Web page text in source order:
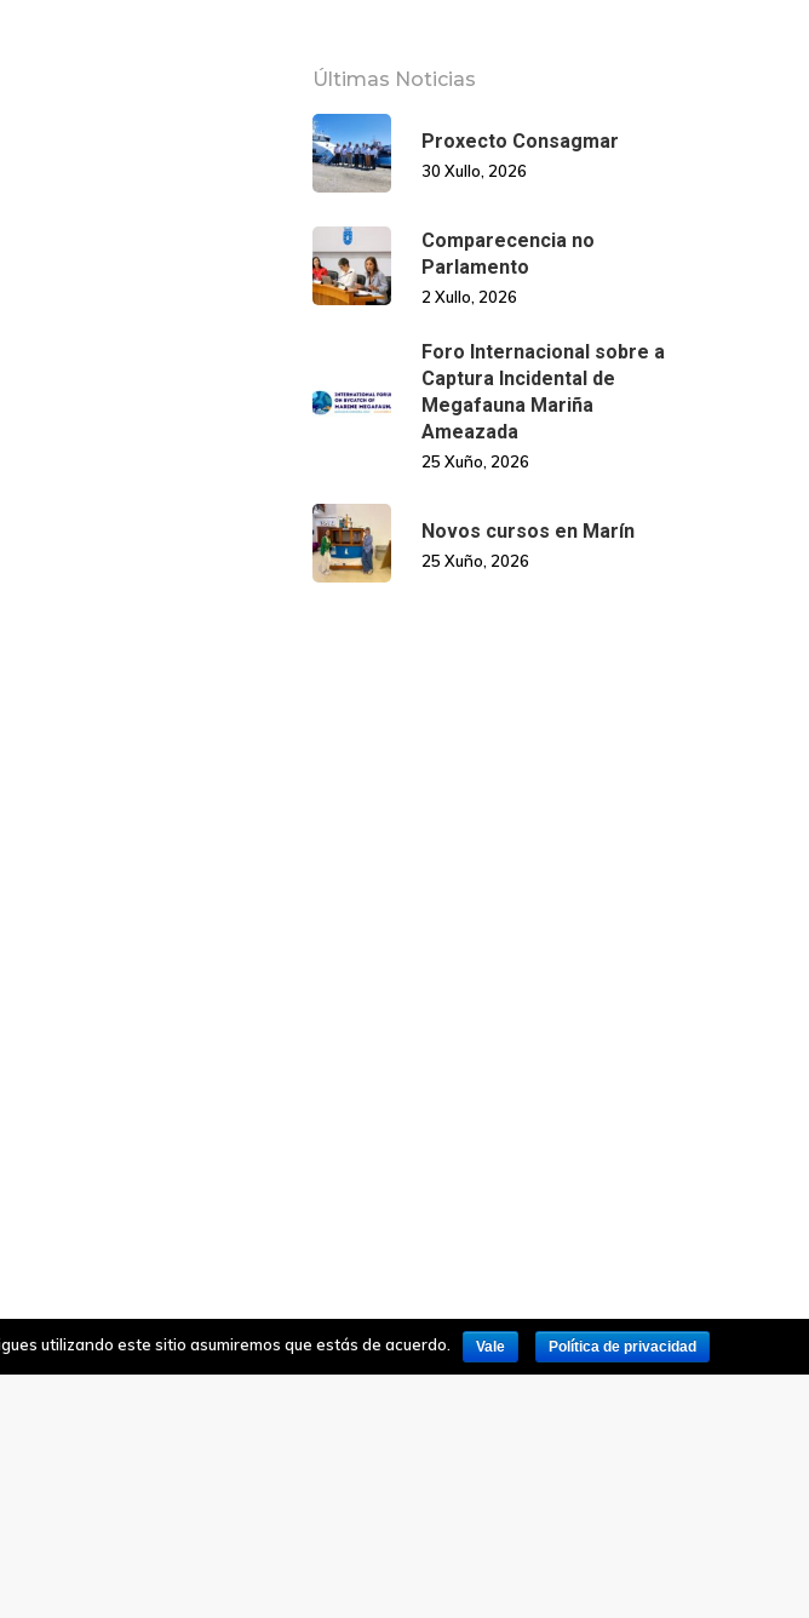
Últimas Noticias
Proxecto Consagmar
30 Xullo, 2026
Comparecencia no
Parlamento
2 Xullo, 2026
Foro Internacional sobre a
Captura Incidental de
Megafauna Mariña
Ameazada
25 Xuño, 2026
Novos cursos en Marín
25 Xuño, 2026
utilizando este sitio asumiremos que estás de acuerdo. Vale Política de privacidad